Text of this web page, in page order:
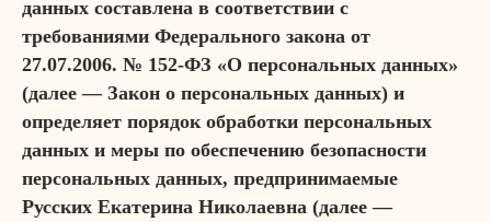
данных составлена в соответствии с
требованиями Федерального закона от
27.07.2006. № 152-ФЗ «О персональных данных»
(далее — Закон о персональных данных) и
определяет порядок обработки персональных
данных и меры по обеспечению безопасности
персональных данных, предпринимаемые
Русских Екатерина Николаевна (далее —